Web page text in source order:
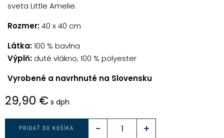
sveta Little Amelie.
Rozmer:40 x 40 cm
Látka:100 % bavlna
Výplň: duté vlákno, 100 % polyester
Vyrobené a navrhnuté na Slovensku
29,90 € s dph
- +
PRIDAŤ DO KOŠÍKA